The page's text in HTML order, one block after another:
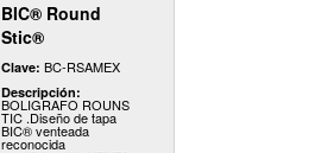
BIC® Round
Stic®
Clave: BC-RSAMEX
Descripción:
BOLIGRAFO ROUNS
TIC .Diseño de tapa
BIC® venteada
reconocida